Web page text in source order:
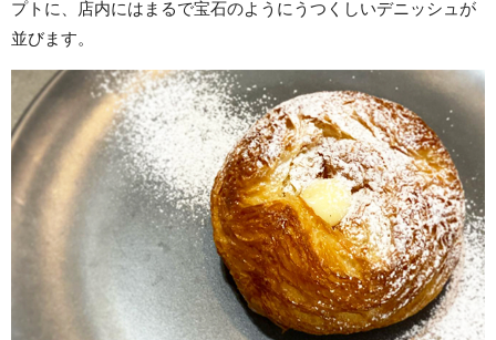
プトに、店内にはまるで宝石のようにうつくしいデニッシュが
並びます。